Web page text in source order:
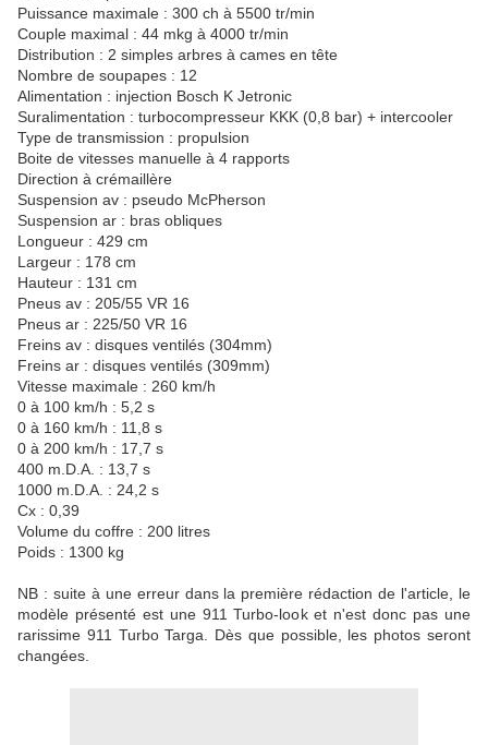
Puissance maximale : 300 ch à 5500 tr/min
Couple maximal : 44 mkg à 4000 tr/min
Distribution : 2 simples arbres à cames en tête
Nombre de soupapes : 12
Alimentation : injection Bosch K Jetronic
Suralimentation : turbocompresseur KKK (0,8 bar) + intercooler
Type de transmission : propulsion
Boite de vitesses manuelle à 4 rapports
Direction à crémaillère
Suspension av : pseudo McPherson
Suspension ar : bras obliques
Longueur : 429 cm
Largeur : 178 cm
Hauteur : 131 cm
Pneus av : 205/55 VR 16
Pneus ar : 225/50 VR 16
Freins av : disques ventilés (304mm)
Freins ar : disques ventilés (309mm)
Vitesse maximale : 260 km/h
0 à 100 km/h : 5,2 s
0 à 160 km/h : 11,8 s
0 à 200 km/h : 17,7 s
400 m.D.A. : 13,7 s
1000 m.D.A. : 24,2 s
Cx : 0,39
Volume du coffre : 200 litres
Poids : 1300 kg
NB : suite à une erreur dans la première rédaction de l'article, le
modèle présenté est une 911 Turbo-look et n'est donc pas une
rarissime 911 Turbo Targa. Dès que possible, les photos seront
changées.